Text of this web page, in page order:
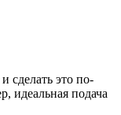
сделать это по-
идеальная подача